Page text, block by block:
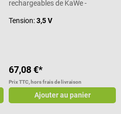
rechargeables de KaWe -
Tension:3,5 V
67,08 €*
Prix TTC, hors frais de livraison
Ajouter au panier